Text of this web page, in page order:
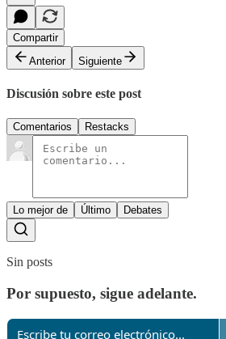
Compartir
Anterior
Siguiente
Discusión sobre este post
Comentarios Restacks
Lo mejor de Último Debates
Sin posts
Por supuesto, sigue adelante.